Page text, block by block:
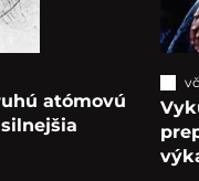
atómovú